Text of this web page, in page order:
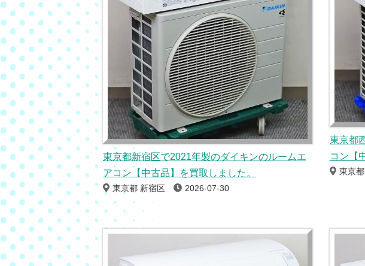
東京都新宿区で2021年製のダイキンのルームエ
アコン【中古品】を買取しました。
東京都 新宿区 2026-07-30
東京都
コン【
東京